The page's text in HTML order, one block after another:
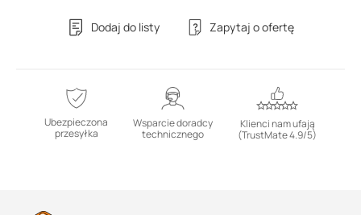
Dodaj do listy Zapytaj o ofertę
Ubezpieczona
przesyłka
Wsparcie doradcy
technicznego
Klienci nam ufają
(TrustMate 4.9/5)